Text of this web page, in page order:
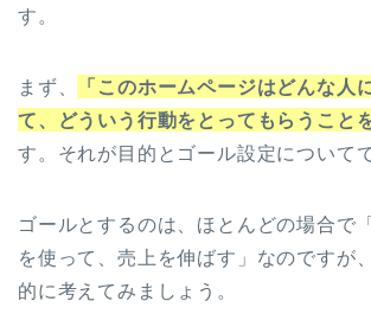
す。
まず、
「このホームページはどんな人
て、どういう行動をとってもらうこと
す。それが目的とゴール設定についてで
ゴールとするのは、ほとんどの場合で
を使って、売上を伸ばす」なのですが
的に考えてみましょう。